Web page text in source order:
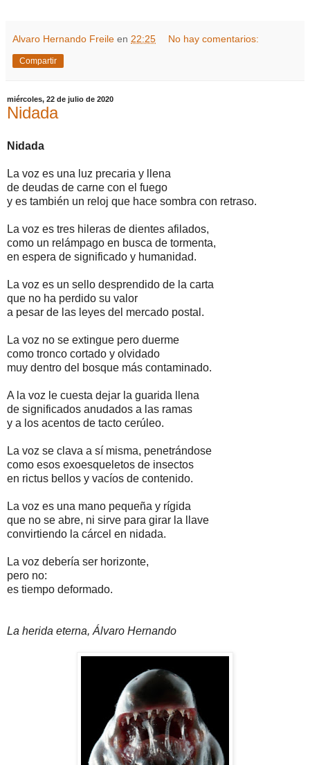
Alvaro Hernando Freile en 22:25 No hay comentarios:
Compartir
miércoles, 22 de julio de 2020
Nidada
Nidada
La voz es una luz precaria y llena
de deudas de carne con el fuego
y es también un reloj que hace sombra con retraso.
La voz es tres hileras de dientes afilados,
como un relámpago en busca de tormenta,
en espera de significado y humanidad.
La voz es un sello desprendido de la carta
que no ha perdido su valor
a pesar de las leyes del mercado postal.
La voz no se extingue pero duerme
como tronco cortado y olvidado
muy dentro del bosque más contaminado.
A la voz le cuesta dejar la guarida llena
de significados anudados a las ramas
y a los acentos de tacto cerúleo.
La voz se clava a sí misma, penetrándose
como esos exoesqueletos de insectos
en rictus bellos y vacíos de contenido.
La voz es una mano pequeña y rígida
que no se abre, ni sirve para girar la llave
convirtiendo la cárcel en nidada.
La voz debería ser horizonte,
pero no:
es tiempo deformado.
La herida eterna, Álvaro Hernando